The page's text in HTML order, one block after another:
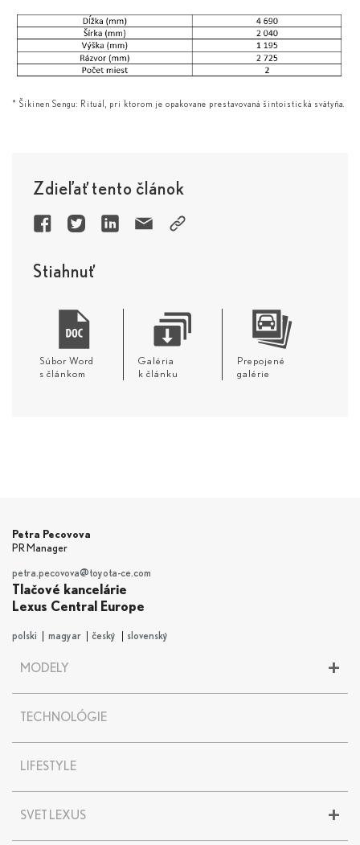
* Šikinen Sengu: Rituál, pri ktorom je opakovane prestavovaná šintoistická svätyňa.
Stiahnuť
Súbor Word
s článkom
Galéria
k článku
Prepojené
galérie
Zdieľať tento článok
Petra Pecovova
PR Manager
petra.pecovova@toyota-ce.com
Tlačové kancelárie
Lexus Central Europe
polski magyar český slovenský
+
MODELY
UX
UX 300e
NX
ES
TECHNOLÓGIE
LIFESTYLE
+
SVET LEXUS